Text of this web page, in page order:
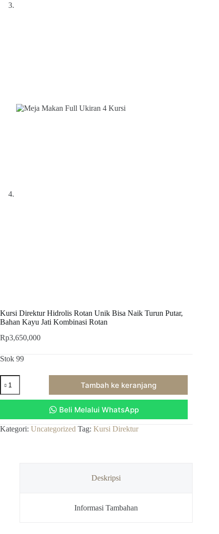
Kursi Direktur Hidrolis Rotan Unik Bisa Naik Turun Putar,
Bahan Kayu Jati Kombinasi Rotan
Rp3,650,000
Stok 99
Kuantitas
Kursi
Direktur
Unik
Bisa
Tambah ke keranjang
Beli Melalui WhatsApp
Kategori: Uncategorized Tag: Kursi Direktur
Deskripsi
Informasi Tambahan